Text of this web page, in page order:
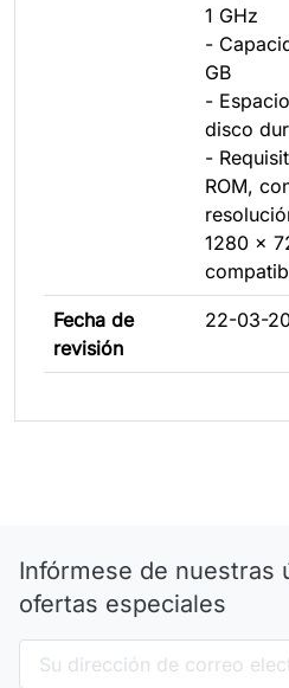
1 GHz
-
GB
-
disco
-
ROM,
1280 x
Fecha de
revisión
22-03-
Infórmese de nuestras
ofertas especiales